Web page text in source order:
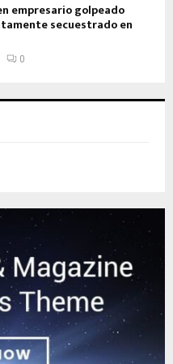
empresario golpeado
secuestrado en
0